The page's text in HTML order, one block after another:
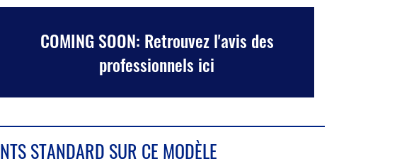
COMING SOON: Retrouvez l'avis des
professionnels ici
STANDARD SUR CE MODÈLE